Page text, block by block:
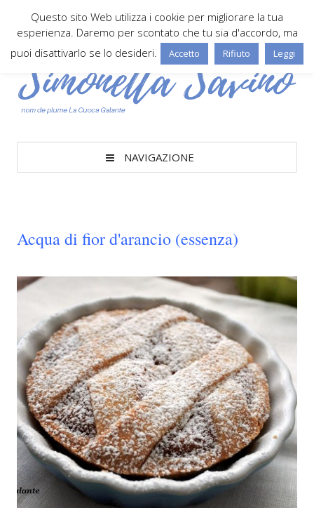
NAVIGAZIONE
Acqua di fior d'arancio (essenza)
8
8
50 Min
Questo sito Web utilizza i cookie per migliorare la tua
esperienza. Daremo per scontato che tu sia d'accordo, ma
puoi disattivarlo se lo desideri.
Accetto Rifiuto Leggi